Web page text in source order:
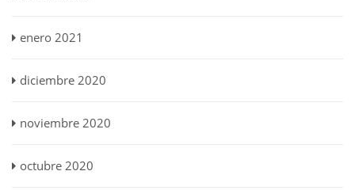
enero 2021
diciembre 2020
noviembre 2020
octubre 2020